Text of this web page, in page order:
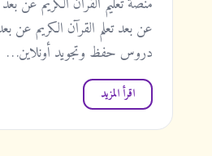
عن بعد تعلم القرآن الكريم عن
دروس حفظ وتجويد أونلاين…
اقرأ المزيد